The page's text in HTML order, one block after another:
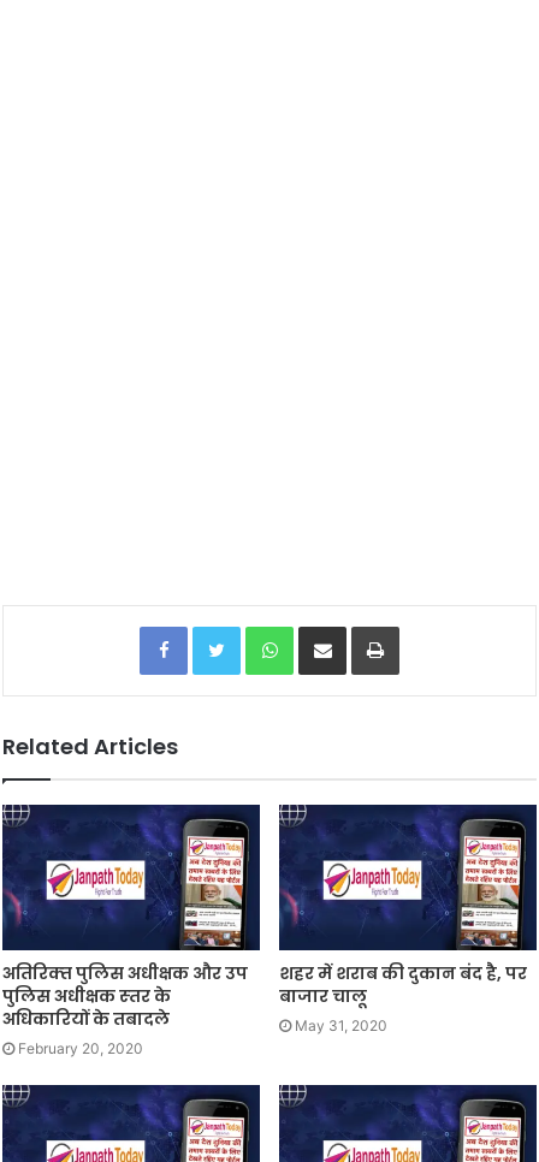
Facebook Twitter WhatsApp
Related Articles
अतिरिक्‍त पुलिस अधीक्षक और उप
पुलिस अधीक्षक स्‍तर के
अधिकारियों के तबादले
February 20, 2020
शहर में शराब की दुकान बंद है, पर
बाजार चालू
May 31, 2020